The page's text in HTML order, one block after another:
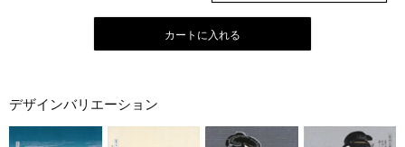
カートに入れる
デザインバリエーション